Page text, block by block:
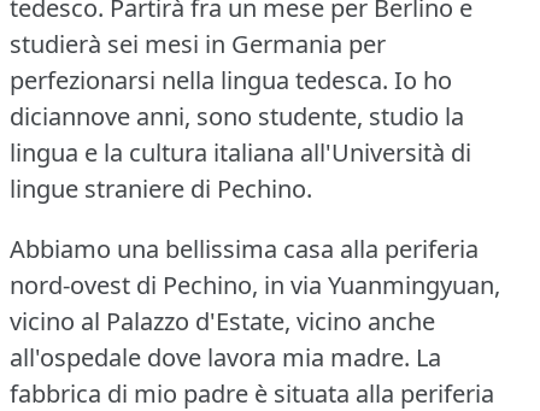
tedesco. Partirà fra un mese per Berlino e
studierà sei mesi in Germania per
perfezionarsi nella lingua tedesca. Io ho
diciannove anni, sono studente, studio la
lingua e la cultura italiana all'Università di
lingue straniere di Pechino.
Abbiamo una bellissima casa alla periferia
nord-ovest di Pechino, in via Yuanmingyuan,
vicino al Palazzo d'Estate, vicino anche
all'ospedale dove lavora mia madre. La
fabbrica di mio padre è situata alla periferia